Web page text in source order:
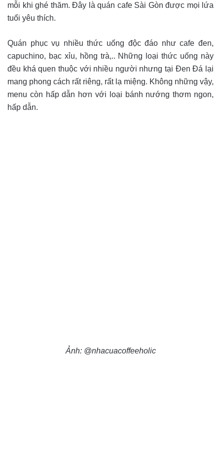
mỗi khi ghé thăm. Đây là quán cafe Sài Gòn được mọi lứa
tuổi yêu thích.
Quán phục vụ nhiều thức uống độc đáo như cafe đen,
capuchino, bạc xỉu, hồng trà,.. Những loại thức uống này
đều khá quen thuộc với nhiều người nhưng tại Đen Đá lại
mang phong cách rất riêng, rất lạ miệng. Không những vậy,
menu còn hấp dẫn hơn với loại bánh nướng thơm ngon,
hấp dẫn.
Ảnh: @nhacuacoffeeholic